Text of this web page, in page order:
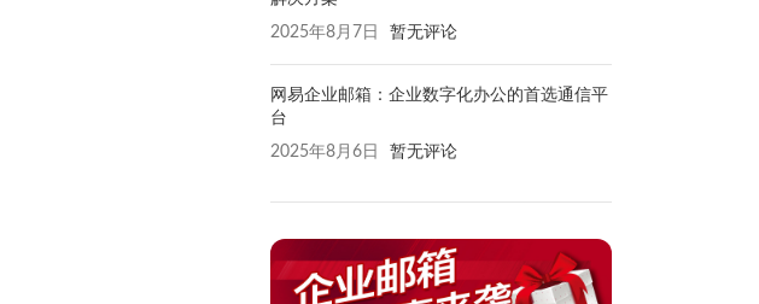
2025年8月7日 暂无评论
网易企业邮箱：企业数字化办公的首选通信平
台
2025年8月6日 暂无评论